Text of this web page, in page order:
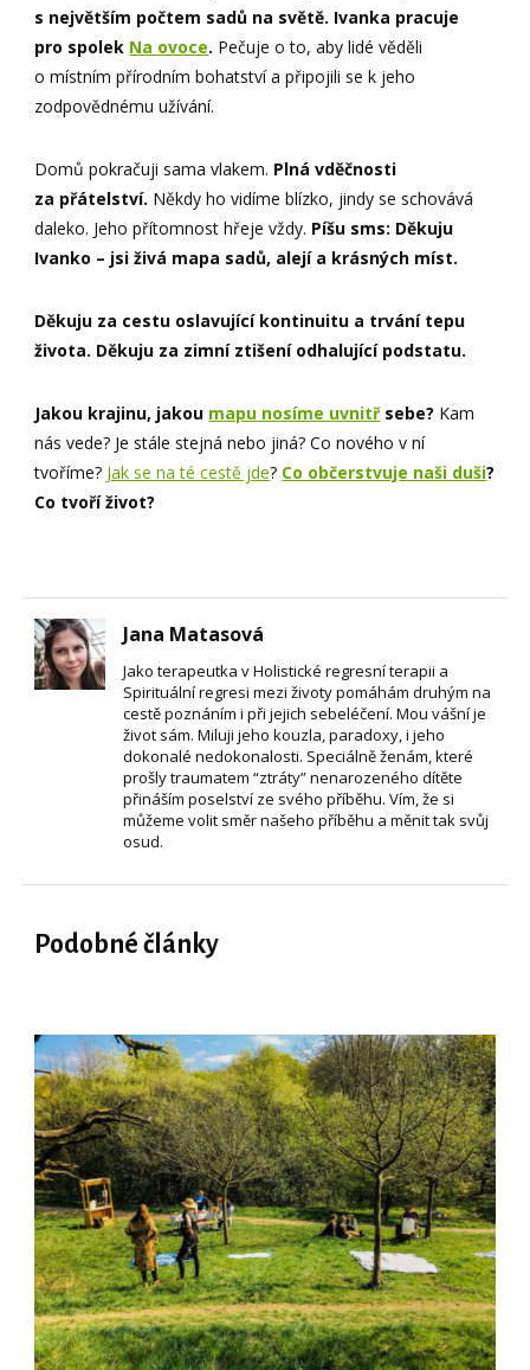
s největším počtem sadů na světě. Ivanka pracuje
pro spolek Na ovoce. Pečuje o to, aby lidé věděli
o místním přírodním bohatství a připojili se k jeho
zodpovědnému užívání.
Domů pokračuji sama vlakem. Plná vděčnosti
za přátelství. Někdy ho vidíme blízko, jindy se schovává
daleko. Jeho přítomnost hřeje vždy. Píšu sms: Děkuju
Ivanko – jsi živá mapa sadů, alejí a krásných míst.
Děkuju za cestu oslavující kontinuitu a trvání tepu
života. Děkuju za zimní ztišení odhalující podstatu.
Jakou krajinu, jakou mapu nosíme uvnitřsebe? Kam
nás vede? Je stále stejná nebo jiná? Co nového v ní
tvoříme? Jak se na té cestě jde? Co občerstvuje naši duši?
Co tvoří život?
Jana Matasová
Jako terapeutka v Holistické regresní terapii a
Spirituální regresi mezi životy pomáhám druhým na
cestě poznáním i při jejich sebeléčení. Mou vášní je
život sám. Miluji jeho kouzla, paradoxy, i jeho
dokonalé nedokonalosti. Speciálně ženám, které
prošly traumatem “ztráty” nenarozeného dítěte
přináším poselství ze svého příběhu. Vím, že si
můžeme volit směr našeho příběhu a měnit tak svůj
osud.
Podobné články